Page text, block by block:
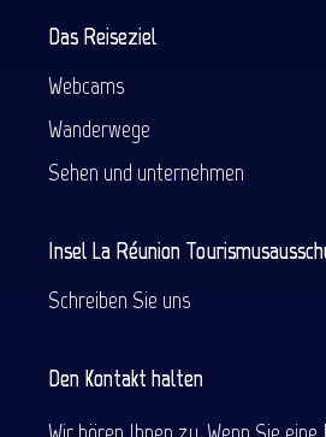
Das Reiseziel
Webcams
Wanderwege
Sehen und unternehmen
Insel La Réunion
Schreiben Sie uns
Den Kontakt halten